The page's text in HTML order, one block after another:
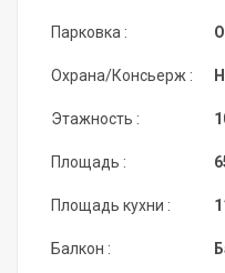
Парковка :
Охрана/Консьерж :
Этажность :
Площадь :
Площадь кухни :
Балкон :